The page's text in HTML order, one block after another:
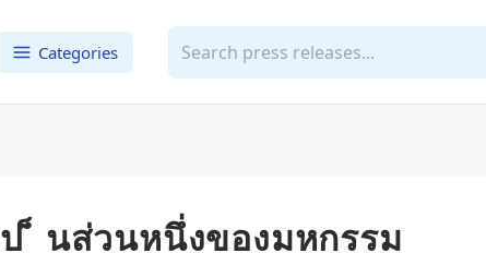
Categories
ป ็ นส่วนหนึ่งของมหกรรม